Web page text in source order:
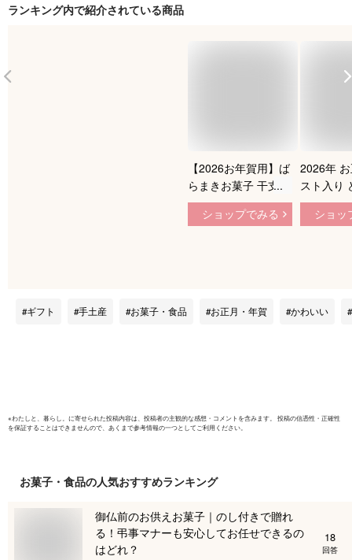
ランキング内で紹介されている商品
【2026お年賀用】ば
らまきお菓子 干支キ
ューブカステラ プレ
ーン 1個 【三源庵】
ステラ お菓子 個性
ショップでみる
2026年
スト入り
10個 小
入り 干
挨拶 粗品
ショッ
ギフト 手土産 お菓子・食品 お正月・年賀 かわいい
※わたしと、暮らし。 に寄せられた投稿内容は、投稿者の主観的な感想・コメントを含みます。 投稿の信憑性・正確性
を保証することはできませんので、あくまで参考情報の一つとしてご利用ください。
お菓子・食品の人気おすすめランキング
御仏前のお供えお菓子｜のし付きで贈れ
る！弔事マナーも安心してお任せできるの
はどれ？
18
回答